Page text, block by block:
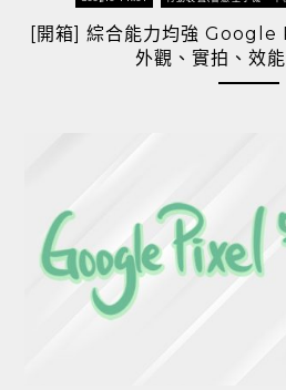
[開箱] 綜合能力均強 Google
外觀、實拍、效